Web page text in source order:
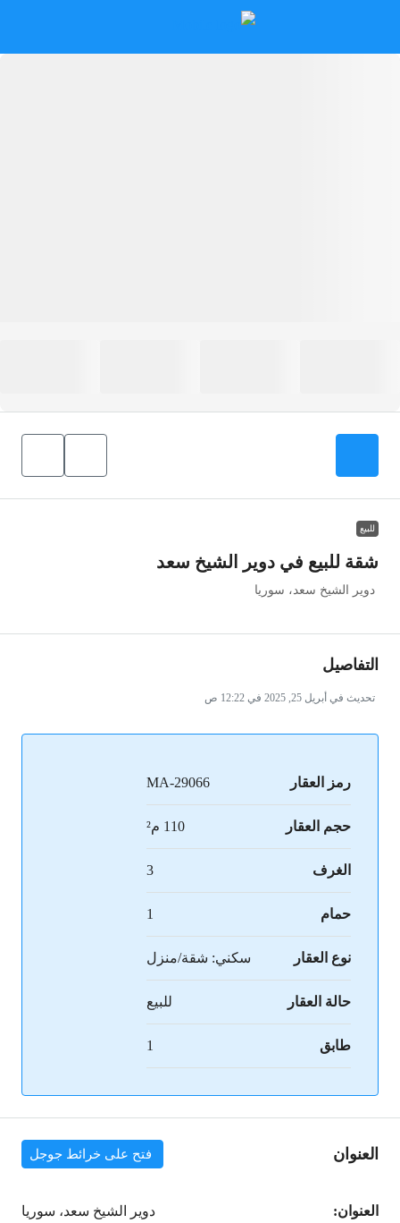
للبيع
شقة للبيع في دوير الشيخ سعد
دوير الشيخ سعد، سوريا
التفاصيل
تحديث في أبريل 25, 2025 في 12:22 ص
رمز العقار MA-29066
حجم العقار 110 م²
الغرف 3
حمام 1
نوع العقار سكني: شقة/منزل
حالة العقار للبيع
طابق 1
العنوان فتح على خرائط جوجل
العنوان: دوير الشيخ سعد، سوريا